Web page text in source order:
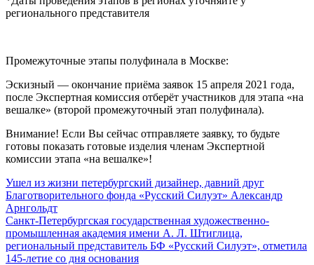
регионального представителя
Промежуточные этапы полуфинала в Москве:
Эскизный — окончание приёма заявок 15 апреля 2021 года,
после Экспертная комиссия отберёт участников для этапа «на
вешалке» (второй промежуточный этап полуфинала).
Внимание! Если Вы сейчас отправляете заявку, то будьте
готовы показать готовые изделия членам Экспертной
комиссии этапа «на вешалке»!
Навигация
по
записям
Ушел из жизни петербургский дизайнер, давний друг
Благотворительного фонда «Русский Силуэт» Александр
Арнгольдт
Санкт-Петербургская государственная художественно-
промышленная академия имени А. Л. Штиглица,
региональный представитель БФ «Русский Силуэт», отметила
145-летие со дня основания